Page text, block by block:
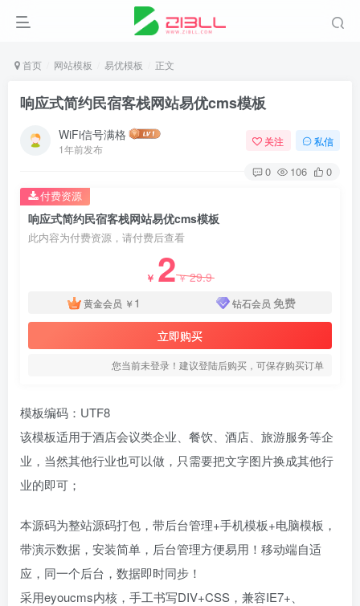
首页 网站模板 易优模板 正文
响应式简约民宿客栈网站易优cms模板
WiFi信号满格
1年前发布
关注 私信
0 106 0
响应式简约民宿客栈网站易优cms模板
此内容为付费资源，请付费后查看
￥ 2￥29.9
黄金会员 ￥ 1 钻石会员 免费
立即购买
您当前未登录！建议登陆后购买，可保存购买订单
付费资源
模板编码：UTF8
该模板适用于酒店会议类企业、餐饮、酒店、旅游服务等企
业，当然其他行业也可以做，只需要把文字图片换成其他行
业的即可；
本源码为整站源码打包，带后台管理+手机模板+电脑模板，
带演示数据，安装简单，后台管理方便易用！移动端自适
应，同一个后台，数据即时同步！
采用eyoucms内核，手工书写DIV+CSS，兼容IE7+、